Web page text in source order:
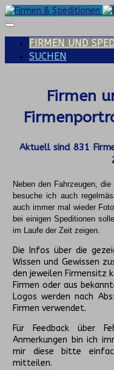
FIRMEN UND
SUCHEN
Firmen
Aktuell sind 831
Neben den Fahrzeugen,
besuche ich auch
auch immer mal wieder
bei einigen Speditionen
im Laufe der Zeit zeigen.
Die Infos über die
Wissen und Gewissen
den jeweilen Firmensitz
Firmen oder aus
Logos werden nach
Firmen verwendet.
Für Feedback über
Anmerkungen bin ich
mir diese bitte
mitteilen.